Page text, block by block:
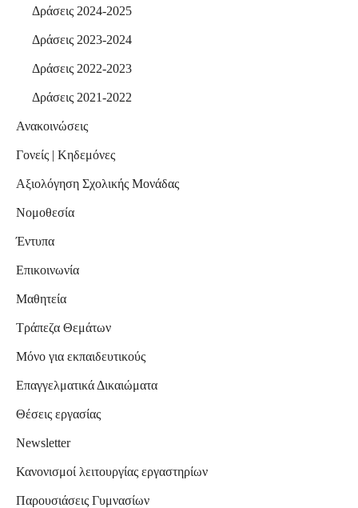
Δράσεις 2024-2025
Δράσεις 2023-2024
Δράσεις 2022-2023
Δράσεις 2021-2022
Ανακοινώσεις
Γονείς | Κηδεμόνες
Αξιολόγηση Σχολικής Μονάδας
Νομοθεσία
Έντυπα
Επικοινωνία
Μαθητεία
Τράπεζα Θεμάτων
Μόνο για εκπαιδευτικούς
Επαγγελματικά Δικαιώματα
Θέσεις εργασίας
Newsletter
Κανονισμοί λειτουργίας εργαστηρίων
Παρουσιάσεις Γυμνασίων